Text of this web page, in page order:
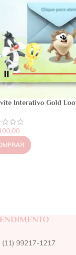
Interativo Gold
(11) 99217-1217‬